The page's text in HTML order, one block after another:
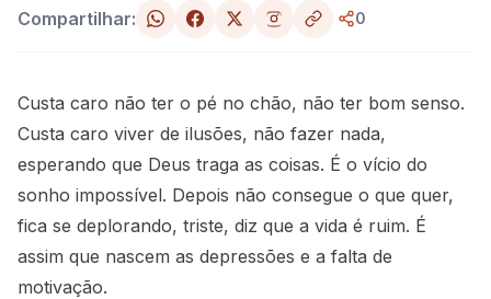
Compartilhar: 0
Custa caro não ter o pé no chão, não ter bom senso.
Custa caro viver de ilusões, não fazer nada,
esperando que Deus traga as coisas. É o vício do
sonho impossível. Depois não consegue o que quer,
fica se deplorando, triste, diz que a vida é ruim. É
assim que nascem as depressões e a falta de
motivação.